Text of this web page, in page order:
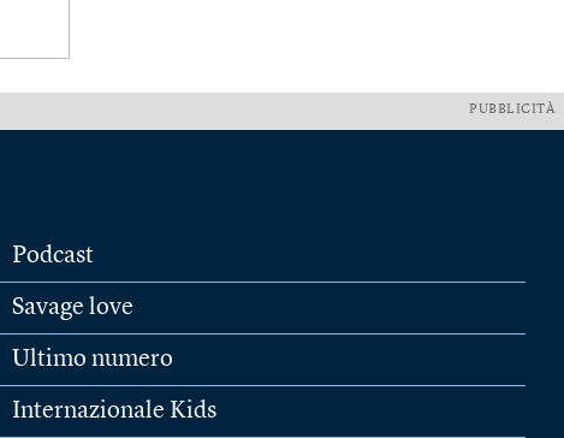
PUBBLICITÀ
Podcast
Savage love
Ultimo numero
Internazionale Kids